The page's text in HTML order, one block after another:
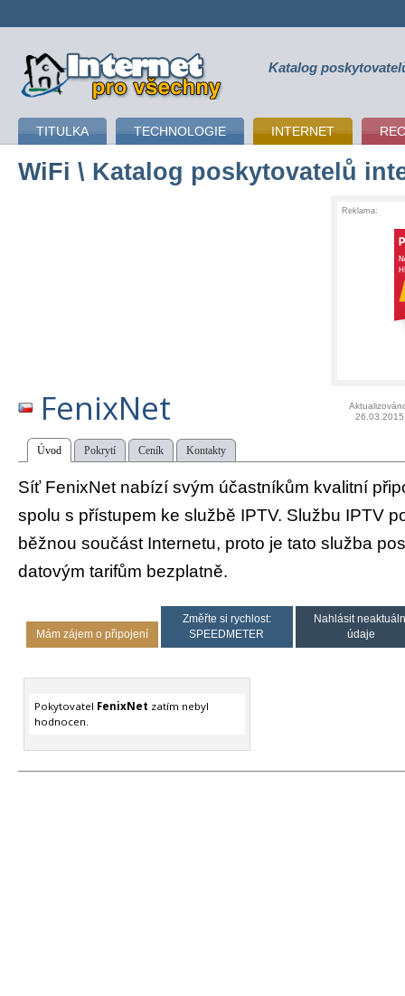
připojení k internetu Katalog
TITULKA TECHNOLOGIE INTERNET
WiFi \ Katalog poskytovatelů
Reklama:
FenixNet
26.03.2015
Úvod Pokrytí Ceník Kontakty
Síť FenixNet nabízí svým účastníkům kvalitní
spolu s přístupem ke službě IPTV. Službu IPTV
běžnou součást Internetu, proto je tato služba
datovým tarifům bezplatně.
Mám zájem o připojení
Změřte si rychlost:
SPEEDMETER
Nahlásit
údaje
Pokytovatel FenixNet zatím nebyl
hodnocen.